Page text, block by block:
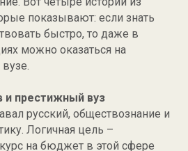
показывают: если знать
быстро, то даже в
можно оказаться на
и престижный вуз
русский, обществознание и
Логичная цель –
на бюджет в этой сфере